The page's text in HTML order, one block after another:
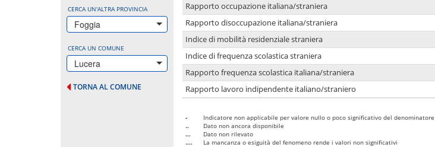
CERCA UN'ALTRA PROVINCIA
Foggia
CERCA UN COMUNE
Lucera
TORNA AL COMUNE
Rapporto occupazione italiana/straniera
Rapporto disoccupazione italiana/straniera
Indice di mobilità residenziale straniera
Indice di frequenza scolastica straniera
Rapporto frequenza scolastica italiana/straniera
Rapporto lavoro indipendente italiano/straniero
-
Indicatore non applicabile per valore nullo o poco significativo del denominatore
..
Dato non ancora disponibile
...
Dato non rilevato
....
La mancanza o esiguità del fenomeno rende i valori non significativi